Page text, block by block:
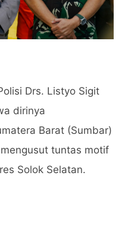
Drs. Listyo Sigit
dirinya
Barat (Sumbar)
tuntas motif
Solok Selatan.